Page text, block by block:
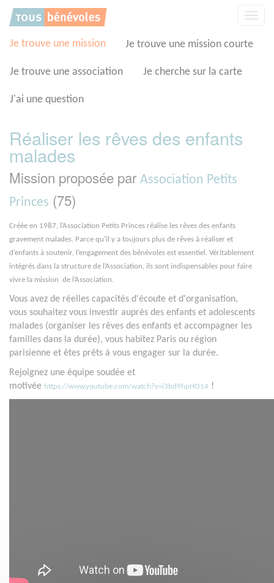
Je trouve une mission Je trouve une mission courte
Je trouve une association Je cherche sur la carte
J'ai une question
Réaliser les rêves des enfants
malades
Mission proposée par Association Petits
Princes (75)
Créée en 1987, l’Association Petits Princes réalise les rêves des enfants
gravement malades. Parce qu’il y a toujours plus de rêves à réaliser et
d’enfants à soutenir, l’engagement des bénévoles est essentiel. Véritablement
intégrés dans la structure de l’Association, ils sont indispensables pour faire
vivre la mission de l’Association.
Vous avez de réelles capacités d'écoute et d'organisation,
vous souhaitez vous investir auprès des enfants et adolescents
malades (organiser les rêves des enfants et accompagner les
familles dans la durée), vous habitez Paris ou région
parisienne et êtes prêts à vous engager sur la durée.
Rejoignez une équipe soudée et
motivée https://www.youtube.com/watch?v=i3bd9hpHO14 !
Panneau de gestion des cookies